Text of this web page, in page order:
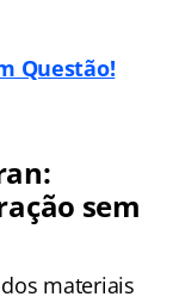
Questão!
sem
materiais